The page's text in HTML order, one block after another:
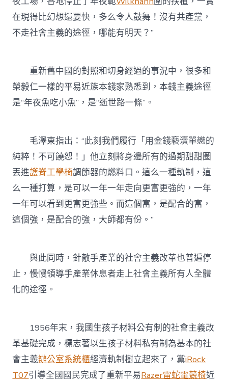
在現得比幻想還要快，多么令人鼓舞！沒有共產黨，
不走社會主義的途徑，哪能有明天？”
重新舊中國的對照和切身經過的事況中，很多和
榮毅仁一樣的平易近族本錢家熟悉到，本錢主義途徑
是“年夜魚吃小魚”，是“逝世路一條”。
毛澤東指出：“此刻我們履行「用金錢褻瀆單戀的
純粹！不可饒恕！」他立刻將身邊所有的過期甜甜圈
丟進護脊工學椅調節器的燃料口。這么一種軌制，這
么一種打算，是可以一年一年走向更富更強的，一年
一年可以看到更富更強些。而這個富，是配合的富，
這個強，是配合的強，大師都有份。”
與此同時，針敵手產業的社會主義改革也普遍停
止，慢慢領導手產業休息者走上社會主義所有人全體
化的途徑。
1956年末，我國生孩子材料公有制的社會主義改
革基礎完成，標志著以生孩子材料私有制為基本的社
會主義辦公室系統櫃經濟軌制樹立起來了，黨iRock
T07引導全國國民完成了重新平易Razer雷蛇電競椅近